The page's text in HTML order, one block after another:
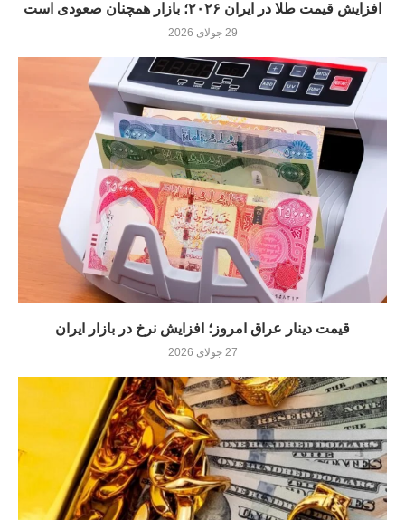
افزایش قیمت طلا در ایران ۲۰۲۶؛ بازار همچنان صعودی است
29 جولای 2026
قیمت دینار عراق امروز؛ افزایش نرخ در بازار ایران
27 جولای 2026